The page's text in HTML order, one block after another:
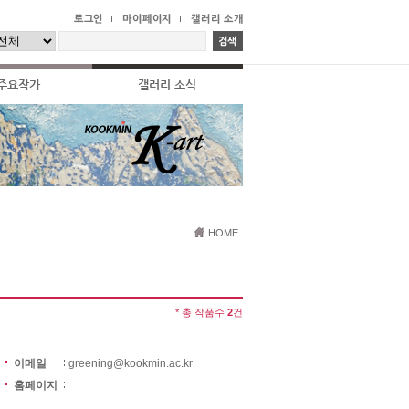
요작가 갤러리 소식
HOME
* 총 작품수 2건
이메일
greening@kookmin.ac.kr
홈페이지